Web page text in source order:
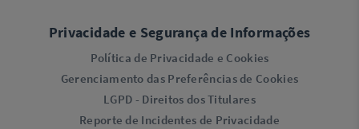
Privacidade e Segurança de Informações
Política de Privacidade e Cookies
Gerenciamento das Preferências de Cookies
LGPD - Direitos dos Titulares
Reporte de Incidentes de Privacidade